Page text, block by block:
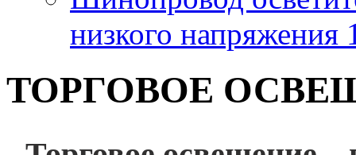
низкого напряжения
ТОРГОВОЕ